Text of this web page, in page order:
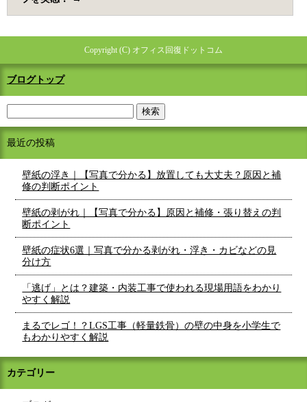
Copyright (C) オフィス回復ドットコム
ブログトップ
最近の投稿
壁紙の浮き｜【写真で分かる】放置しても大丈夫？原因と補
修の判断ポイント
壁紙の剥がれ｜【写真で分かる】原因と補修・張り替えの判
断ポイント
壁紙の症状6選｜写真で分かる剥がれ・浮き・カビなどの見
分け方
「逃げ」とは？建築・内装工事で使われる現場用語をわかり
やすく解説
まるでレゴ！？LGS工事（軽量鉄骨）の壁の中身を小学生で
もわかりやすく解説
カテゴリー